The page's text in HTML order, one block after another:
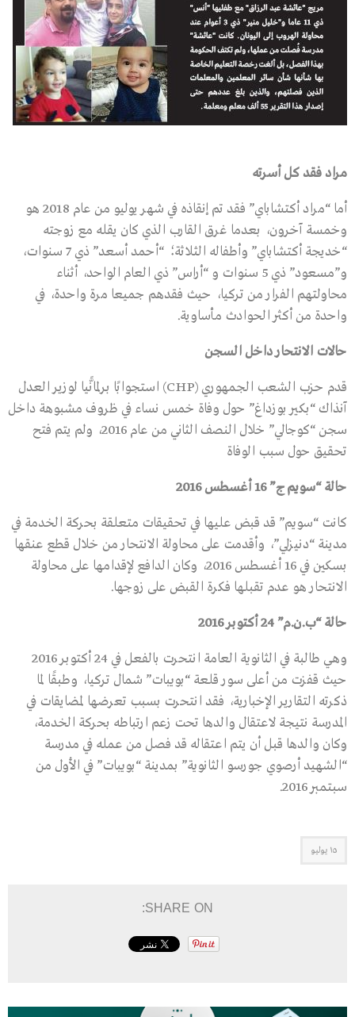
مراد فقد كل أسرته
أما “مراد أكتشاباي” فقد تم إنقاذه في شهر يوليو من عام 2018 هو
وخمسة آخرون، بعدما غرق القارب الذي كان يقله مع زوجته
“خديجة أكتشاباي” وأطفاله الثلاثة؛ “أحمد أسعد” ذي 7 سنوات،
و”مسعود” ذي 5 سنوات و “أراس” ذي العام الواحد، أثناء
محاولتهم الفرار من تركيا، حيث فقدهم جميعا مرة واحدة، في
واحدة من أكثر الحوادث مأساوية.
حالات الانتحار داخل السجن
قدم حزب الشعب الجمهوري (CHP) استجوابًا برلمانًّيا لوزير العدل
آنذاك “بكير بوزداغ” حول وفاة خمس نساء في ظروف مشبوهة داخل
سجن “كوجالي” خلال النصف الثاني من عام 2016، ولم يتم فتح
تحقيق حول سبب الوفاة
حالة “سويم ج” 16 أغسطس 2016
كانت “سويم” قد قبض عليها في تحقيقات متعلقة بحركة الخدمة في
مدينة “دنيزلي”، وأقدمت على محاولة الانتحار من خلال قطع عنقها
بسكين في 16 أغسطس 2016، وكان الدافع لإقدامها على محاولة
الانتحار هو عدم تقبلها فكرة القبض على زوجها.
حالة “ب.ن.م” 24 أكتوبر 2016
وهي طالبة في الثانوية العامة انتحرت بالفعل في 24 أكتوبر 2016
حيث قفزت من أعلى سور قلعة “بويبات” شمال تركيا، وطبقًا لما
ذكرته التقارير الإخبارية، فقد انتحرت بسبب تعرضها لمضايقات في
المدرسة نتيجة لاعتقال والدها تحت زعم ارتباطه بحركة الخدمة،
وكان والدها قبل أن يتم اعتقاله قد فصل من عمله في مدرسة
“الشهيد أرصوي جورسو الثانوية” بمدينة “بويبات” في الأول من
سبتمبر 2016.
١٥ يوليو
SHARE ON: